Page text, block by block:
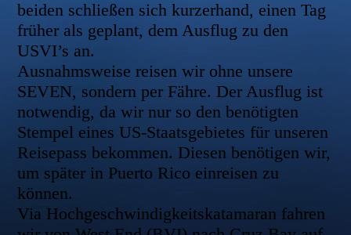
beiden schließen sich kurzerhand, einen Tag
früher als geplant, dem Ausflug zu den
USVI’s an.
Ausnahmsweise reisen wir ohne unsere
SEVEN, sondern per Fähre. Der Ausflug ist
notwendig, da wir nur so den benötigten
Stempel eines US-Staatsgebietes für unseren
Reisepass bekommen. Diesen benötigen wir,
um später in Puerto Rico einreisen zu
können.
Via Hochgeschwindigkeitskatamaran fahren